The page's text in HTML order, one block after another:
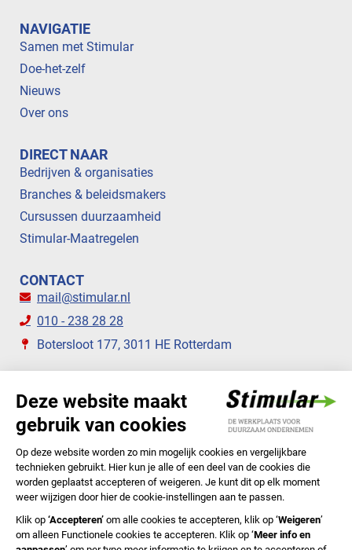
NAVIGATIE
Samen met Stimular
Doe-het-zelf
Nieuws
Over ons
DIRECT NAAR
Bedrijven & organisaties
Branches & beleidsmakers
Cursussen duurzaamheid
Stimular-Maatregelen
CONTACT
mail@stimular.nl
010 - 238 28 28
Botersloot 177, 3011 HE Rotterdam
STIMULAR NIEUWSBRIEVEN
ABONNEER NU
Privacyverklaring Cookiebeleid Colofon Disclaimer